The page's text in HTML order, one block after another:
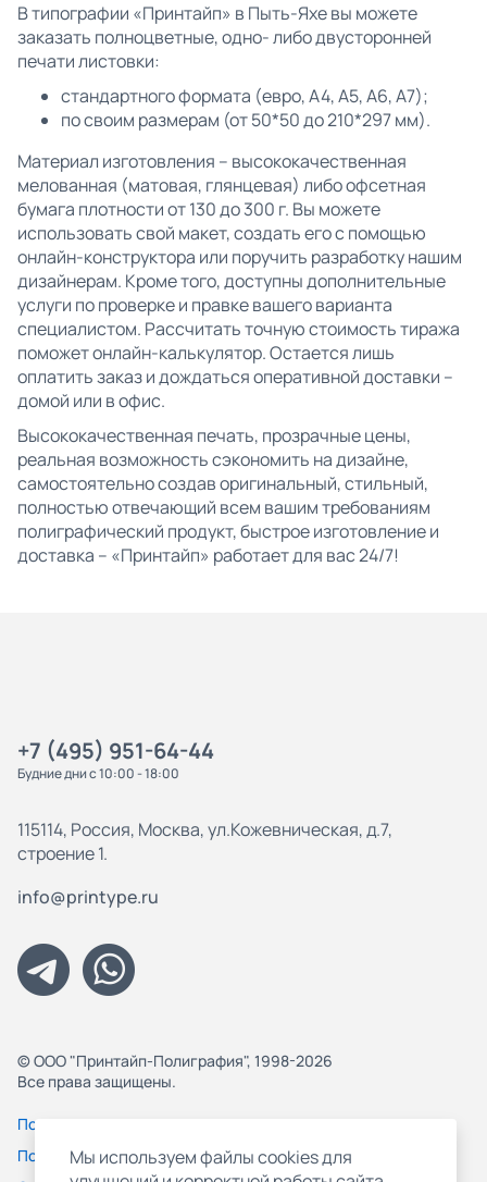
В типографии «Принтайп» в Пыть-Яхе вы можете
заказать полноцветные, одно- либо двусторонней
печати листовки:
стандартного формата (евро, А4, А5, А6, А7);
по своим размерам (от 50*50 до 210*297 мм).
Материал изготовления – высококачественная
мелованная (матовая, глянцевая) либо офсетная
бумага плотности от 130 до 300 г. Вы можете
использовать свой макет, создать его с помощью
онлайн-конструктора или поручить разработку нашим
дизайнерам. Кроме того, доступны дополнительные
услуги по проверке и правке вашего варианта
специалистом. Рассчитать точную стоимость тиража
поможет онлайн-калькулятор. Остается лишь
оплатить заказ и дождаться оперативной доставки –
домой или в офис.
Высококачественная печать, прозрачные цены,
реальная возможность сэкономить на дизайне,
самостоятельно создав оригинальный, стильный,
полностью отвечающий всем вашим требованиям
полиграфический продукт, быстрое изготовление и
доставка – «Принтайп» работает для вас 24/7!
+7 (495) 951-64-44
Будние дни с 10:00 - 18:00
115114, Россия, Москва, ул.Кожевническая, д.7,
строение 1.
info@printype.ru
© ООО "Принтайп-Полиграфия", 1998-2026
Все права защищены.
Политика конфиденциальности
Пользовательское соглашение
Мы используем файлы cookies для